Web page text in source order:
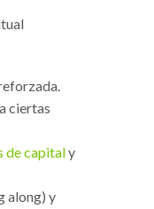
ciertas
de capitaly
along) y